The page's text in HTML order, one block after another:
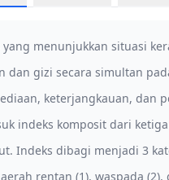
yang menunjukkan situasi
dan gizi secara simultan
keterjangkauan, dan
indeks komposit dari
Indeks dibagi menjadi 3
rentan (1), waspada (2),